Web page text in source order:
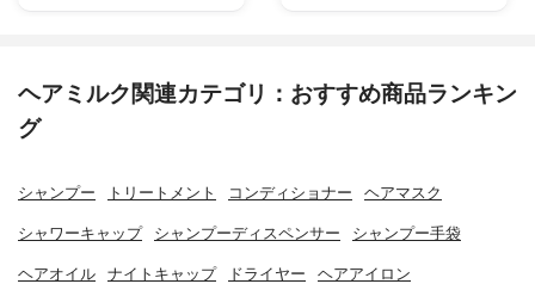
ヘアミルク関連カテゴリ：おすすめ商品ランキン
グ
シャンプー トリートメント コンディショナー ヘアマスク
シャワーキャップ シャンプーディスペンサー シャンプー手袋
ヘアオイル ナイトキャップ ドライヤー ヘアアイロン